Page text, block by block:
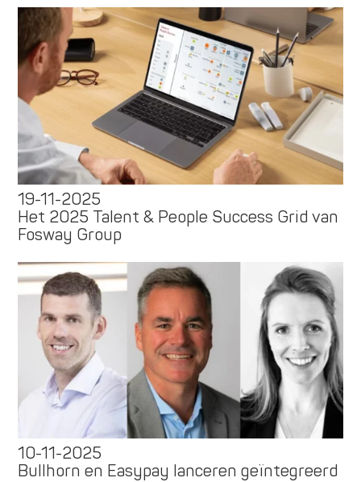
19-11-2025
Het 2025 Talent & People Success Grid van
Fosway Group
10-11-2025
Bullhorn en Easypay lanceren geïntegreerd